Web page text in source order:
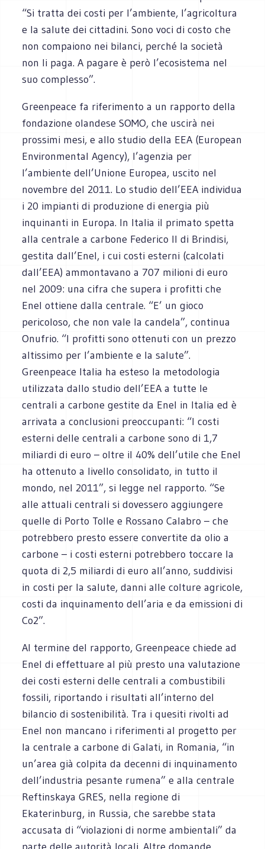
“Si tratta dei costi per l’ambiente, l’agricoltura
e la salute dei cittadini. Sono voci di costo che
non compaiono nei bilanci, perché la società
non li paga. A pagare è però l’ecosistema nel
suo complesso”.
Greenpeace fa riferimento a un rapporto della
fondazione olandese SOMO, che uscirà nei
prossimi mesi, e allo studio della EEA (European
Environmental Agency), l’agenzia per
l’ambiente dell’Unione Europea, uscito nel
novembre del 2011. Lo studio dell’EEA individua
i 20 impianti di produzione di energia più
inquinanti in Europa. In Italia il primato spetta
alla centrale a carbone Federico II di Brindisi,
gestita dall’Enel, i cui costi esterni (calcolati
dall’EEA) ammontavano a 707 milioni di euro
nel 2009: una cifra che supera i profitti che
Enel ottiene dalla centrale. “E’ un gioco
pericoloso, che non vale la candela”, continua
Onufrio. “I profitti sono ottenuti con un prezzo
altissimo per l’ambiente e la salute”.
Greenpeace Italia ha esteso la metodologia
utilizzata dallo studio dell’EEA a tutte le
centrali a carbone gestite da Enel in Italia ed è
arrivata a conclusioni preoccupanti: “I costi
esterni delle centrali a carbone sono di 1,7
miliardi di euro – oltre il 40% dell’utile che Enel
ha ottenuto a livello consolidato, in tutto il
mondo, nel 2011”, si legge nel rapporto. “Se
alle attuali centrali si dovessero aggiungere
quelle di Porto Tolle e Rossano Calabro – che
potrebbero presto essere convertite da olio a
carbone – i costi esterni potrebbero toccare la
quota di 2,5 miliardi di euro all’anno, suddivisi
in costi per la salute, danni alle colture agricole,
costi da inquinamento dell’aria e da emissioni di
Co2”.
Al termine del rapporto, Greenpeace chiede ad
Enel di effettuare al più presto una valutazione
dei costi esterni delle centrali a combustibili
fossili, riportando i risultati all’interno del
bilancio di sostenibilità. Tra i quesiti rivolti ad
Enel non mancano i riferimenti al progetto per
la centrale a carbone di Galati, in Romania, “in
un’area già colpita da decenni di inquinamento
dell’industria pesante rumena” e alla centrale
Reftinskaya GRES, nella regione di
Ekaterinburg, in Russia, che sarebbe stata
accusata di “violazioni di norme ambientali” da